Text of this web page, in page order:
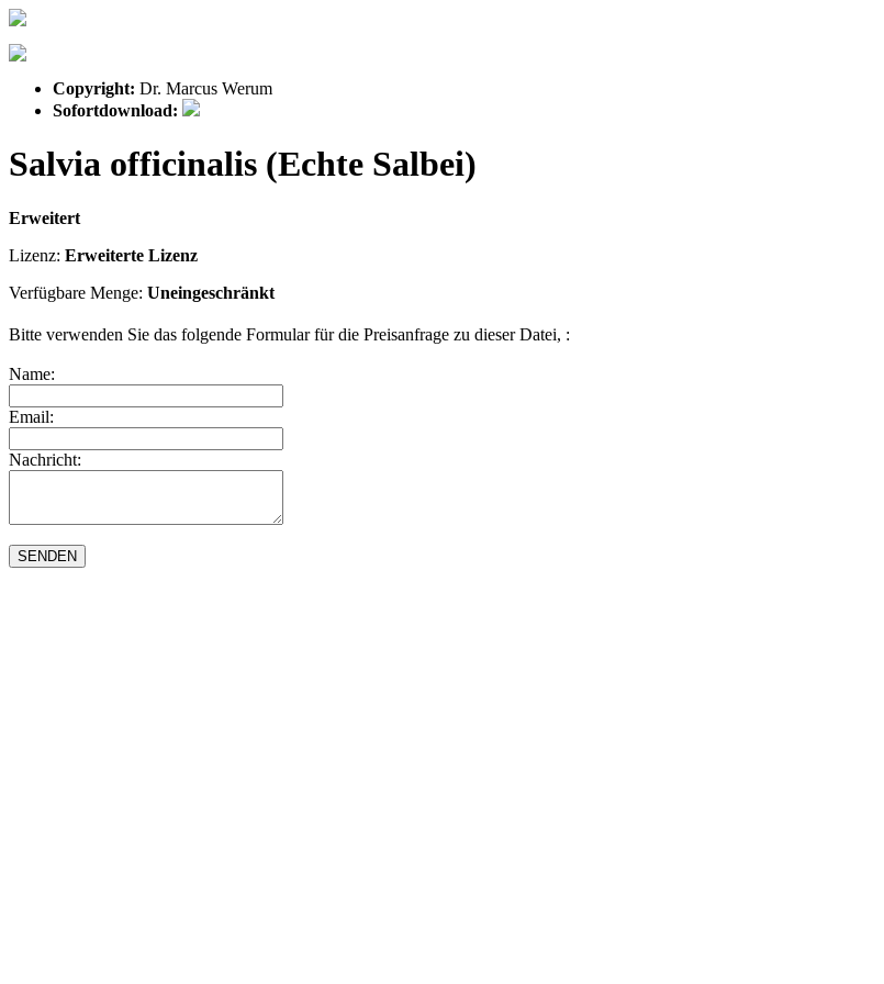
Copyright: Dr. Marcus Werum
Sofortdownload:
Salvia officinalis (Echte Salbei)
Erweitert
Lizenz: Erweiterte Lizenz
Verfügbare Menge: Uneingeschränkt
Bitte verwenden Sie das folgende Formular für die Preisanfrage zu dieser Datei, :
Name:
Email:
Nachricht: